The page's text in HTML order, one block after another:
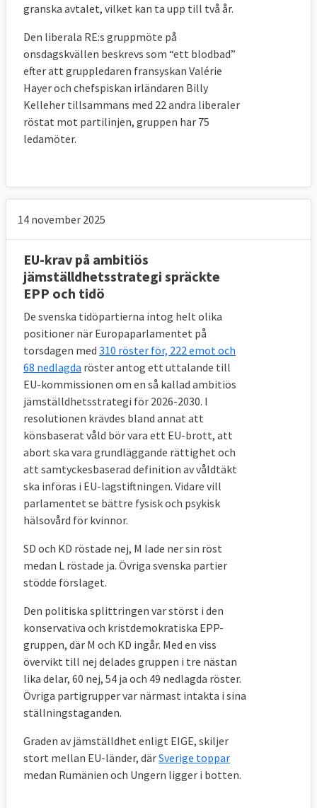
granska avtalet, vilket kan ta upp till två år.
Den liberala RE:s gruppmöte på
onsdagskvällen beskrevs som “ett blodbad”
efter att gruppledaren fransyskan Valérie
Hayer och chefspiskan irländaren Billy
Kelleher tillsammans med 22 andra liberaler
röstat mot partilinjen, gruppen har 75
ledamöter.
14 november 2025
EU-krav på ambitiös
jämställdhetsstrategi spräckte
EPP och tidö
De svenska tidöpartierna intog helt olika
positioner när Europaparlamentet på
torsdagen med 310 röster för, 222 emot och
68 nedlagda röster antog ett uttalande till
EU-kommissionen om en så kallad ambitiös
jämställdhetsstrategi för 2026-2030. I
resolutionen krävdes bland annat att
könsbaserat våld bör vara ett EU-brott, att
abort ska vara grundläggande rättighet och
att samtyckesbaserad definition av våldtäkt
ska införas i EU-lagstiftningen. Vidare vill
parlamentet se bättre fysisk och psykisk
hälsovård för kvinnor.
SD och KD röstade nej, M lade ner sin röst
medan L röstade ja. Övriga svenska partier
stödde förslaget.
Den politiska splittringen var störst i den
konservativa och kristdemokratiska EPP-
gruppen, där M och KD ingår. Med en viss
övervikt till nej delades gruppen i tre nästan
lika delar, 60 nej, 54 ja och 49 nedlagda röster.
Övriga partigrupper var närmast intakta i sina
ställningstaganden.
Graden av jämställdhet enligt EIGE, skiljer
stort mellan EU-länder, därSverige toppar
medan Rumänien och Ungern ligger i botten.